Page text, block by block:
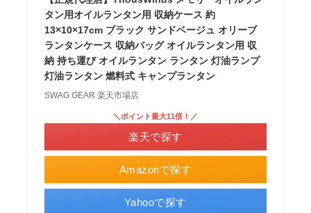
タン用オイルランタン用 収納ケース 約
13×10×17cm ブラック サンドベージュ オリーブ
ランタンケース 収納バッグ オイルランタン用 収
納 持ち運び オイルランタン ランタン 灯油ランプ
灯油ランタン 燃料式 キャンプランタン
SWAG GEAR 楽天市場店
Amazonで探す
＼ポイント最大11倍！／
楽天で探す
Yahooで探す